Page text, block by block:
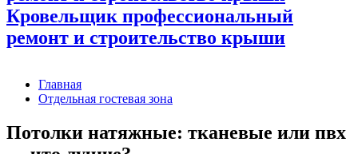
Кровельщик профессиональный
ремонт и строительство крыши
Главная
Отдельная гостевая зона
Потолки натяжные: тканевые или пвх